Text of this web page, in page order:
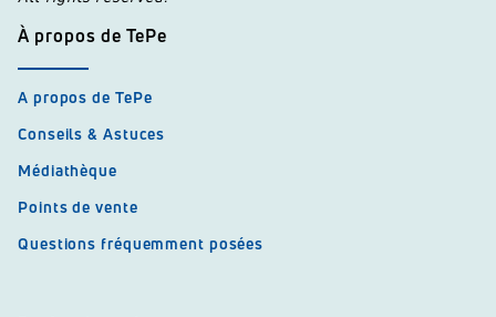
À propos de TePe
A propos de TePe
Conseils & Astuces
Médiathèque
Points de vente
Questions fréquemment posées